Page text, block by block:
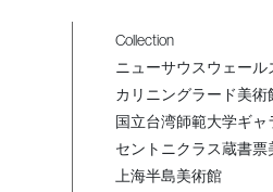
Collection
ニューサウスウェール
カリニングラード美術
国立台湾師範大学ギャ
セントニクラス蔵書票
上海半島美術館